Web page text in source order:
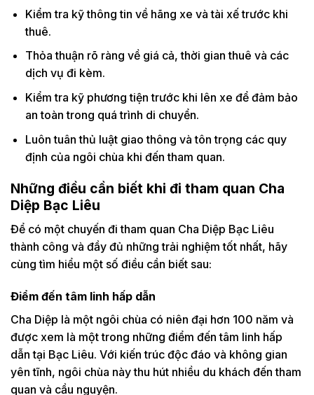
Kiểm tra kỹ thông tin về hãng xe và tài xế trước khi
thuê.
Thỏa thuận rõ ràng về giá cả, thời gian thuê và các
dịch vụ đi kèm.
Kiểm tra kỹ phương tiện trước khi lên xe để đảm bảo
an toàn trong quá trình di chuyển.
Luôn tuân thủ luật giao thông và tôn trọng các quy
định của ngôi chùa khi đến tham quan.
Những điều cần biết khi đi tham quan Cha
Diệp Bạc Liêu
Để có một chuyến đi tham quan Cha Diệp Bạc Liêu
thành công và đầy đủ những trải nghiệm tốt nhất, hãy
cùng tìm hiểu một số điều cần biết sau:
Điểm đến tâm linh hấp dẫn
Cha Diệp là một ngôi chùa có niên đại hơn 100 năm và
được xem là một trong những điểm đến tâm linh hấp
dẫn tại Bạc Liêu. Với kiến trúc độc đáo và không gian
yên tĩnh, ngôi chùa này thu hút nhiều du khách đến tham
quan và cầu nguyện.